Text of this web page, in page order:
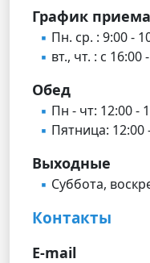
График
Пн. ср. : 9:00 -
вт., чт. : с 16:00
Обед
Пн - чт: 12:00 -
Пятница: 12:00
Выходные
Суббота,
Контакты
E-mail